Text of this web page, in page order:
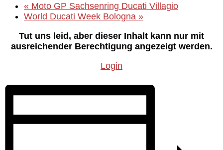
« Moto GP Sachsenring Ducati Villagio
World Ducati Week Bologna »
Tut uns leid, aber dieser Inhalt kann nur mit
ausreichender Berechtigung angezeigt werden.
Login